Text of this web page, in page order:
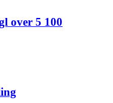
over 5 100